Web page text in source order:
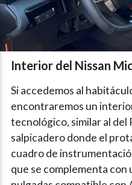
Interior del Nissan
Si accedemos al
encontraremos un
tecnológico, similar al del
salpicadero donde el
cuadro de
que se complementa con